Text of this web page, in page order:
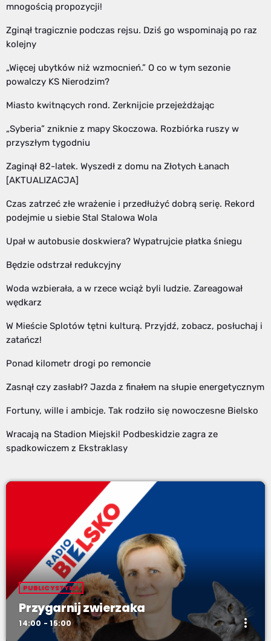
mnogością propozycji!
Zginął tragicznie podczas rejsu. Dziś go wspominają po raz
kolejny
„Więcej ubytków niż wzmocnień.” O co w tym sezonie
powalczy KS Nierodzim?
Miasto kwitnących rond. Zerknijcie przejeżdżając
„Syberia” zniknie z mapy Skoczowa. Rozbiórka ruszy w
przyszłym tygodniu
Zaginął 82-latek. Wyszedł z domu na Złotych Łanach
[AKTUALIZACJA]
Czas zatrzeć złe wrażenie i przedłużyć dobrą serię. Rekord
podejmie u siebie Stal Stalowa Wola
Upał w autobusie doskwiera? Wypatrujcie płatka śniegu
Będzie odstrzał redukcyjny
Woda wzbierała, a w rzece wciąż byli ludzie. Zareagował
wędkarz
W Mieście Splotów tętni kulturą. Przyjdź, zobacz, posłuchaj i
zatańcz!
Ponad kilometr drogi po remoncie
Zasnął czy zasłabł? Jazda z finałem na słupie energetycznym
Fortuny, wille i ambicje. Tak rodziło się nowoczesne Bielsko
Wracają na Stadion Miejski! Podbeskidzie zagra ze
spadkowiczem z Ekstraklasy
PUBLICYSTYKA
Przygarnij zwierzaka
14:00 - 15:00 more_vert